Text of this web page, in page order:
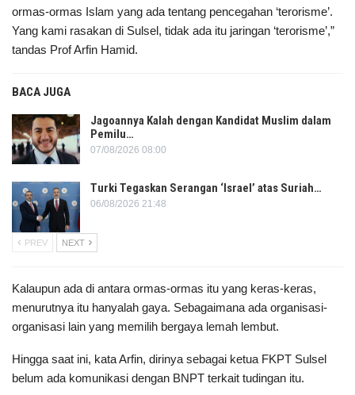
ormas-ormas Islam yang ada tentang pencegahan ‘terorisme’.
Yang kami rasakan di Sulsel, tidak ada itu jaringan ‘terorisme’,”
tandas Prof Arfin Hamid.
BACA JUGA
Jagoannya Kalah dengan Kandidat Muslim dalam
Pemilu…
07/08/2026 08:00
Turki Tegaskan Serangan ‘Israel’ atas Suriah…
06/08/2026 21:48
PREV NEXT
Kalaupun ada di antara ormas-ormas itu yang keras-keras,
menurutnya itu hanyalah gaya. Sebagaimana ada organisasi-
organisasi lain yang memilih bergaya lemah lembut.
Hingga saat ini, kata Arfin, dirinya sebagai ketua FKPT Sulsel
belum ada komunikasi dengan BNPT terkait tudingan itu.